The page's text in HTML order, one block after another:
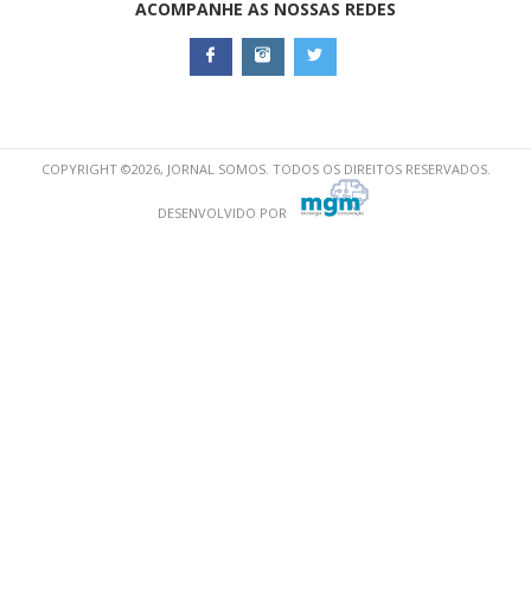
ACOMPANHE AS NOSSAS REDES
COPYRIGHT ©2026, JORNAL SOMOS. TODOS OS DIREITOS RESERVADOS.
DESENVOLVIDO POR